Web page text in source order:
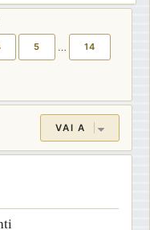
5 … 14
VAI A